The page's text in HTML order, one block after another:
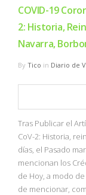
FIBA
NBA
MULTIMEDIA
RIO 2016
COVID-19
2: Historia,
Navarra,
By Tico in Diario de
Tras Publicar el
CoV-2: Historia,
días, el Pasado
mencionan los
de Hoy, a modo
de mencionar,